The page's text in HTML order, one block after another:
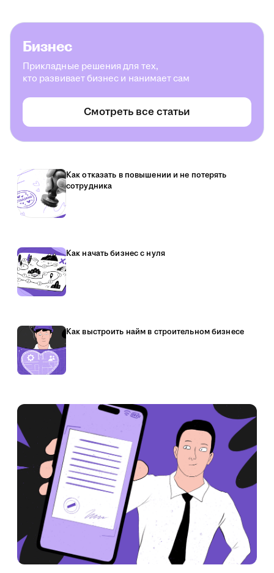
Бизнес
Прикладные решения для тех,
кто развивает бизнес и нанимает сам
Смотреть все статьи
Как отказать в повышении и не потерять
сотрудника
Как начать бизнес с нуля
Как выстроить найм в строительном бизнесе